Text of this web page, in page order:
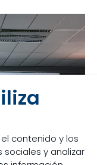
contenido y los
y analizar